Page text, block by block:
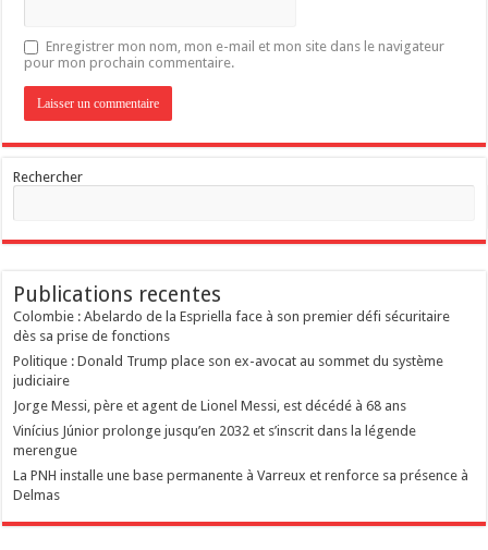
Enregistrer mon nom, mon e-mail et mon site dans le navigateur
pour mon prochain commentaire.
Rechercher
Publications recentes
Colombie : Abelardo de la Espriella face à son premier défi sécuritaire
dès sa prise de fonctions
Politique : Donald Trump place son ex-avocat au sommet du système
judiciaire
Jorge Messi, père et agent de Lionel Messi, est décédé à 68 ans
Vinícius Júnior prolonge jusqu’en 2032 et s’inscrit dans la légende
merengue
La PNH installe une base permanente à Varreux et renforce sa présence à
Delmas